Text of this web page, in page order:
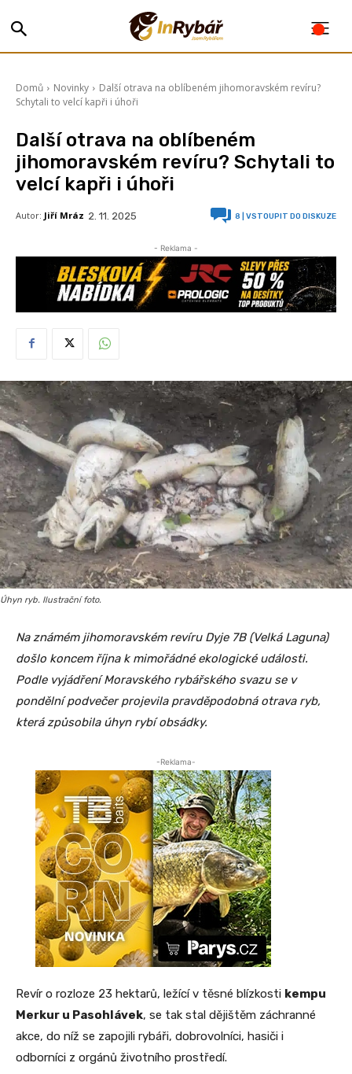
Domů Novinky
Další otrava na oblíbeném jihomoravském revíru?
Schytali to velcí kapři i úhoři
Další otrava na oblíbeném
jihomoravském revíru? Schytali to
velcí kapři i úhoři
Autor: Jiří Mráz 2. 11. 2025 8 | VSTOUPIT DO DISKUZE
- Reklama -
Úhyn ryb. Ilustrační foto.
Na známém jihomoravském revíru Dyje 7B (Velká Laguna)
došlo koncem října k mimořádné ekologické události.
Podle vyjádření Moravského rybářského svazu se v
pondělní podvečer projevila pravděpodobná otrava ryb,
která způsobila úhyn rybí obsádky.
-Reklama-
Revír o rozloze 23 hektarů, ležící v těsné blízkosti kempu
Merkur u Pasohlávek, se tak stal dějištěm záchranné
akce, do níž se zapojili rybáři, dobrovolníci, hasiči i
odborníci z orgánů životního prostředí.